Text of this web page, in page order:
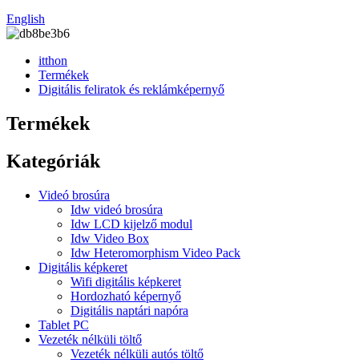
English
itthon
Termékek
Digitális feliratok és reklámképernyő
Termékek
Kategóriák
Videó brosúra
Idw videó brosúra
Idw LCD kijelző modul
Idw Video Box
Idw Heteromorphism Video Pack
Digitális képkeret
Wifi digitális képkeret
Hordozható képernyő
Digitális naptári napóra
Tablet PC
Vezeték nélküli töltő
Vezeték nélküli autós töltő